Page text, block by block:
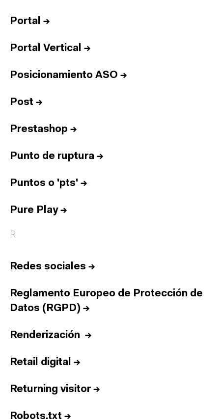
Portal →
Portal Vertical →
Posicionamiento ASO →
Post →
Prestashop →
Punto de ruptura →
Puntos o 'pts' →
Pure Play→
R
Redes sociales →
Reglamento Europeo de Protección de
Datos (RGPD) →
Renderización →
Retail digital →
Returning visitor→
Robots.txt →